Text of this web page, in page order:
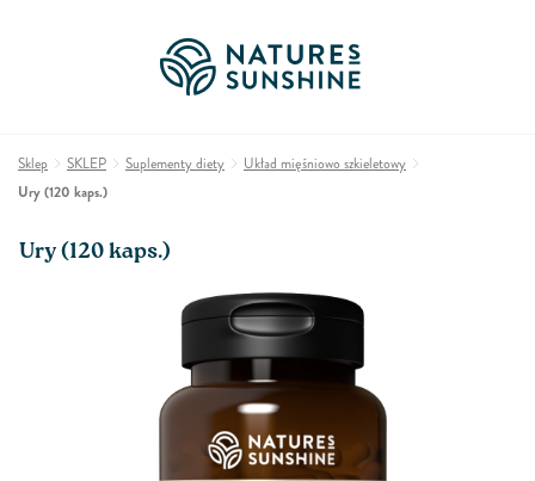
Sklep SKLEP Suplementy diety
Układ mięśniowo szkieletowy
Ury (120 kaps.)
Ury (120 kaps.)